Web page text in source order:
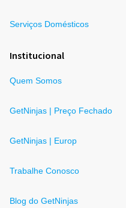
Serviços Domésticos
Institucional
Quem Somos
GetNinjas | Preço Fechado
GetNinjas | Europ
Trabalhe Conosco
Blog do GetNinjas